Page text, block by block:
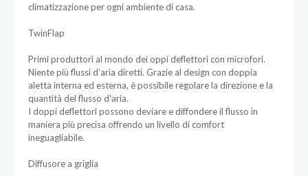
climatizzazione per ogni ambiente di casa.
TwinFlap
Primi produttori al mondo dei oppi deflettori con microfori.
Niente più flussi d’aria diretti. Grazie al design con doppia
aletta interna ed esterna, è possibile regolare la direzione e la
quantità del flusso d'aria.
I doppi deflettori possono deviare e diffondere il flusso in
maniera più precisa offrendo un livello di comfort
ineguagliabile.
Diffusore a griglia